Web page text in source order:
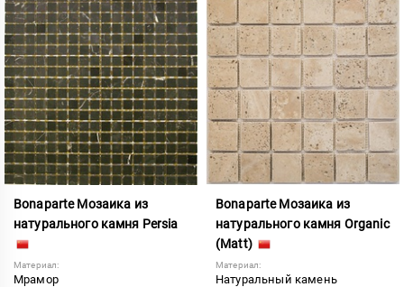
Bonaparte Мозаика из
натурального камня Persia
Материал:
Мрамор
Bonaparte Мозаика из
натурального камня Organic
(Matt)
Материал:
Натуральный камень